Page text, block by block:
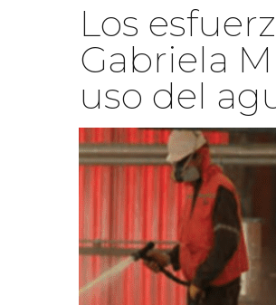
Los
Gabriela
uso del